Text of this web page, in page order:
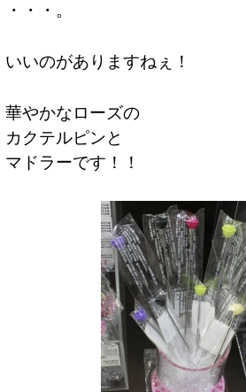
・・・。
いいのがありますねぇ！
華やかなローズの
カクテルピンと
マドラーです！！